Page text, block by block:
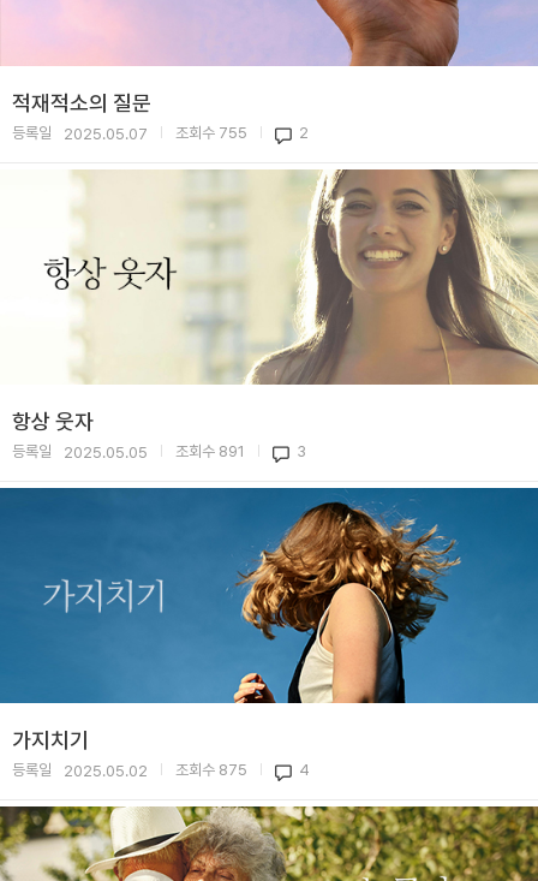
적재적소의 질문
등록일 2025.05.07 조회수 755 2
항상 웃자
등록일 2025.05.05 조회수 891 3
가지치기
등록일 2025.05.02 조회수 875 4